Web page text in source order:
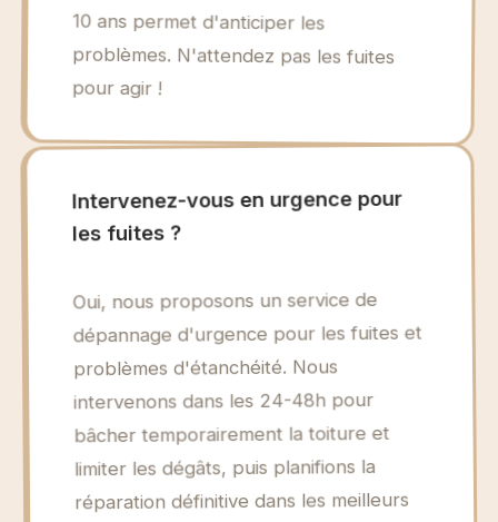
10 ans permet d'anticiper les
pour agir !
Intervenez-vous en urgence pour
les fuites ?
Oui, nous proposons un service de
dépannage d'urgence pour les fuites et
problèmes d'étanchéité. Nous
intervenons dans les 24-48h pour
bâcher temporairement la toiture et
limiter les dégâts, puis planifions la
réparation définitive dans les meilleurs